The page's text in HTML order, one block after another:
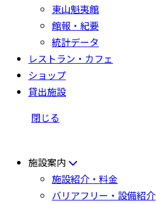
東山魁夷館
館報・紀要
統計データ
レストラン・カフェ
ショップ
貸出施設
閉じる
施設案内
施設紹介・料金
バリアフリー・設備紹介